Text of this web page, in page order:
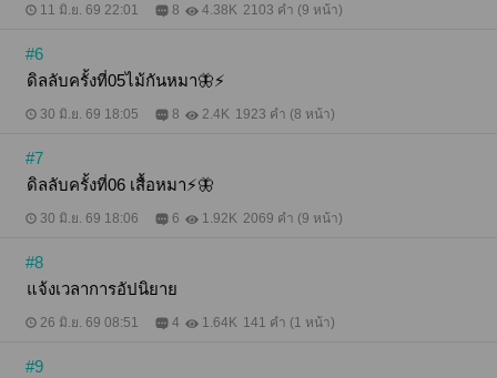
11 มิ.ย. 69 22:01 8 4.38K 2103 คำ (9 หน้า)
#6
ดิลลับครั้งที่05ไม้กันหมา🦋⚡️
30 มิ.ย. 69 18:05 8 2.4K 1923 คำ (8 หน้า)
#7
ดิลลับครั้งที่06 เสื้อหมา⚡️🦋
30 มิ.ย. 69 18:06 6 1.92K 2069 คำ (9 หน้า)
#8
แจ้งเวลาการอัปนิยาย
26 มิ.ย. 69 08:51 4 1.64K 141 คำ (1 หน้า)
#9